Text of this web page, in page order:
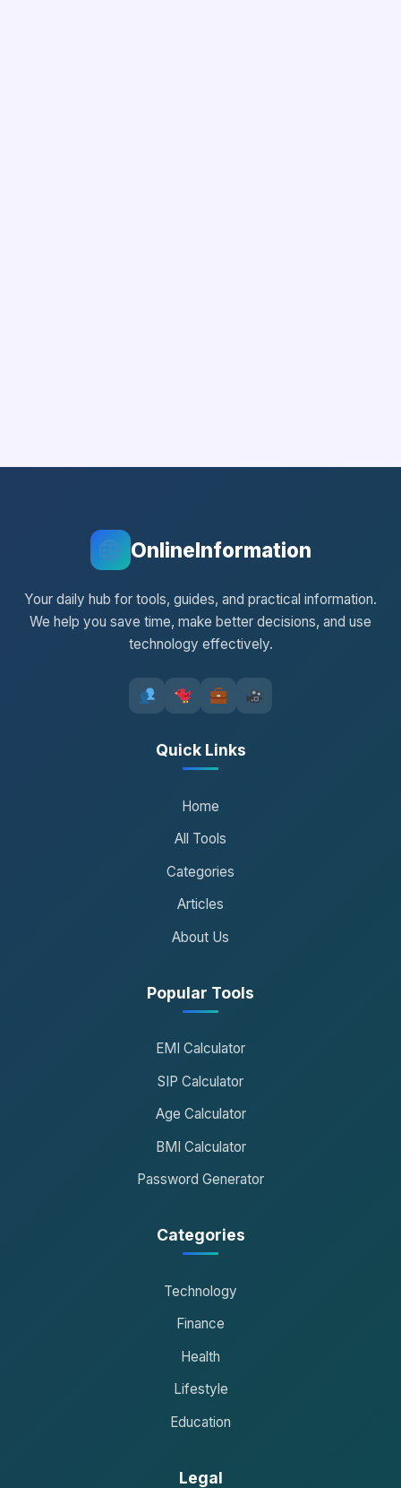
OnlineInformation
Your daily hub for tools, guides, and practical information.
We help you save time, make better decisions, and use
technology effectively.
Quick Links
Home
All Tools
Categories
Articles
About Us
Popular Tools
EMI Calculator
SIP Calculator
Age Calculator
BMI Calculator
Password Generator
Categories
Technology
Finance
Health
Lifestyle
Education
Legal